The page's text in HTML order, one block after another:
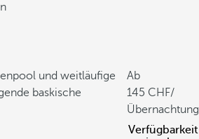
und weitläufige
baskische
Ab
145
/
Übernachtung
Verfügbarkeit